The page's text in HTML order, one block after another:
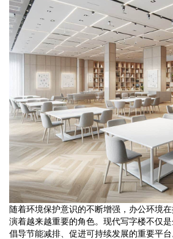
随着环境保护意识的不断增强，办公环境
演着越来越重要的角色。现代写字楼不仅
倡导节能减排、促进可持续发展的重要平台